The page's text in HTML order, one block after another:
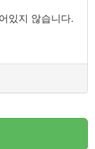
있지 않습니다.